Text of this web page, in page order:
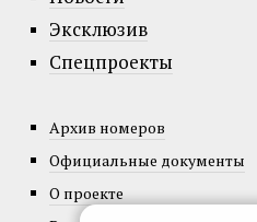
Эксклюзив
Спецпроекты
Архив номеров
Официальные документы
О проекте